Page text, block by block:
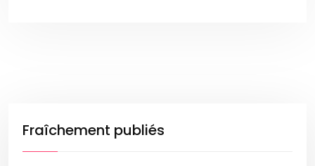
Fraîchement publiés